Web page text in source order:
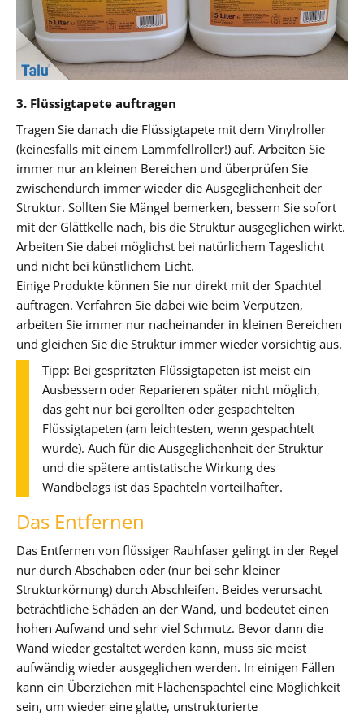
3. Flüssigtapete auftragen
Tragen Sie danach die Flüssigtapete mit dem Vinylroller
(keinesfalls mit einem Lammfellroller!) auf. Arbeiten Sie
immer nur an kleinen Bereichen und überprüfen Sie
zwischendurch immer wieder die Ausgeglichenheit der
Struktur. Sollten Sie Mängel bemerken, bessern Sie sofort
mit der Glättkelle nach, bis die Struktur ausgeglichen wirkt.
Arbeiten Sie dabei möglichst bei natürlichem Tageslicht
und nicht bei künstlichem Licht.
Einige Produkte können Sie nur direkt mit der Spachtel
auftragen. Verfahren Sie dabei wie beim Verputzen,
arbeiten Sie immer nur nacheinander in kleinen Bereichen
und gleichen Sie die Struktur immer wieder vorsichtig aus.
Tipp: Bei gespritzten Flüssigtapeten ist meist ein
Ausbessern oder Reparieren später nicht möglich,
das geht nur bei gerollten oder gespachtelten
Flüssigtapeten (am leichtesten, wenn gespachtelt
wurde). Auch für die Ausgeglichenheit der Struktur
und die spätere antistatische Wirkung des
Wandbelags ist das Spachteln vorteilhafter.
Das Entfernen
Das Entfernen von flüssiger Rauhfaser gelingt in der Regel
nur durch Abschaben oder (nur bei sehr kleiner
Strukturkörnung) durch Abschleifen. Beides verursacht
beträchtliche Schäden an der Wand, und bedeutet einen
hohen Aufwand und sehr viel Schmutz. Bevor dann die
Wand wieder gestaltet werden kann, muss sie meist
aufwändig wieder ausgeglichen werden. In einigen Fällen
kann ein Überziehen mit Flächenspachtel eine Möglichkeit
sein, um wieder eine glatte, unstrukturierte